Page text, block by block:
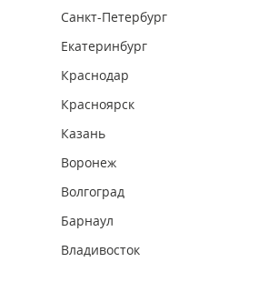
Санкт-Петербург
Екатеринбург
Краснодар
Красноярск
Казань
Воронеж
Волгоград
Барнаул
Владивосток